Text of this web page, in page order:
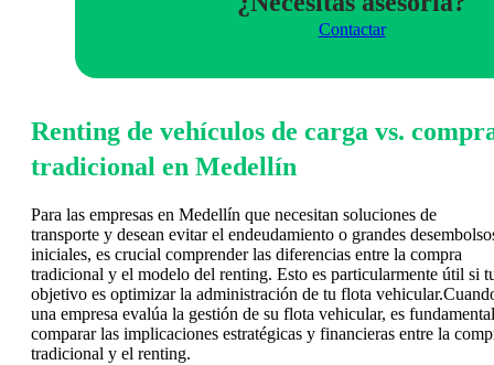
Contactar
Renting de vehículos de carga vs.
tradicional en Medellín
Para las empresas en Medellín que necesitan soluciones de
transporte y desean evitar el endeudamiento o grandes
iniciales, es crucial comprender las diferencias entre la compra
tradicional y el modelo del renting. Esto es particularmente útil si
objetivo es optimizar la administración de tu flota
una empresa evalúa la gestión de su flota vehicular, es fundamental
comparar las implicaciones estratégicas y financieras entre la
tradicional y el renting.